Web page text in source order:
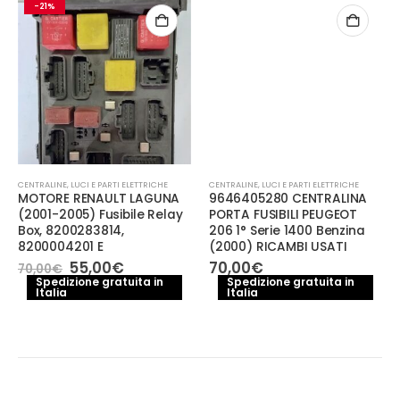
-21%
CENTRALINE, LUCI E PARTI ELETTRICHE
MOTORE RENAULT LAGUNA
(2001-2005) Fusibile Relay
Box, 8200283814,
8200004201 E
70,00€ Il
prezzo
originale
55,00€Il
prezzo
attuale
Spedizione gratuita in
Italia
CENTRALINE, LUCI E PARTI ELETTRICHE
9646405280 CENTRALINA
PORTA FUSIBILI PEUGEOT
206 1° Serie 1400 Benzina
(2000) RICAMBI USATI
70,00€
Spedizione gratuita in
Italia